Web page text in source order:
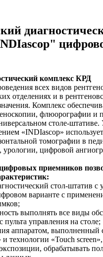
комплекс КРД
всех видов
отделениях и в
Комплекс
флюорографии и
столе-
«INDIascop»
томографии в
урологии, цифровой
приемников
стол-штатив с
варианте с
выполнять все виды
управления на столе;
аппаратом, выполненный
технологии «Touch
обрабатывать